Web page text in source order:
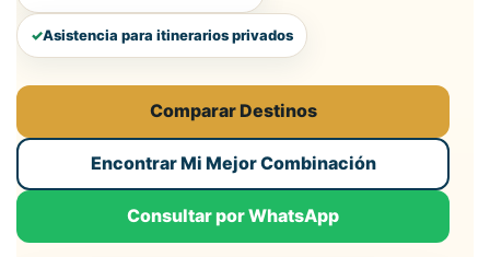
Asistencia para itinerarios privados
Comparar Destinos
Encontrar Mi Mejor Combinación
Consultar por WhatsApp